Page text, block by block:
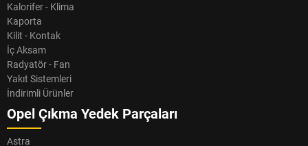
Kalorifer - Klima
Kaporta
Kilit - Kontak
İç Aksam
Radyatör - Fan
Yakıt Sistemleri
İndirimli Ürünler
Opel Çıkma Yedek Parçaları
Astra